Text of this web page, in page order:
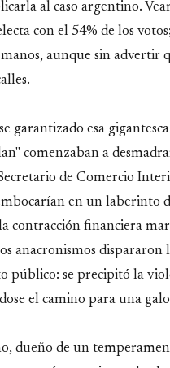
al caso argentino.
con el 54% de los
manos, aunque sin
garantizado esa
comenzaban a
de Comercio
en un laberinto
contracción financiera
anacronismos dispararon
público: se precipitó la
el camino para una
dueño de un